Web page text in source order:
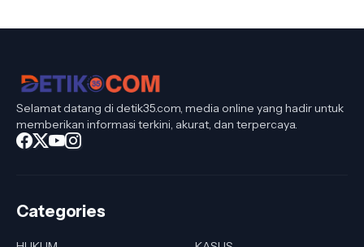
Selamat datang di detik35.com, media online yang hadir untuk
memberikan informasi terkini, akurat, dan terpercaya.
Categories